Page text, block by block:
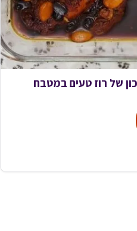
של רוז טעים במטבח